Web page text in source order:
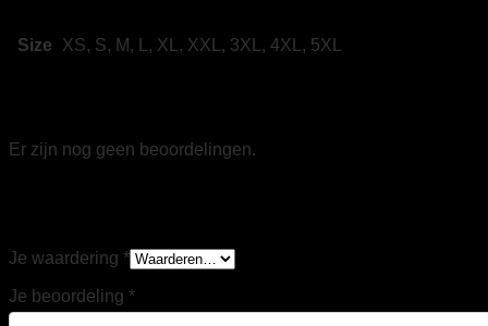
Size XS, S, M, L, XL, XXL, 3XL, 4XL, 5XL
Er zijn nog geen beoordelingen.
Je waardering *
Je beoordeling *